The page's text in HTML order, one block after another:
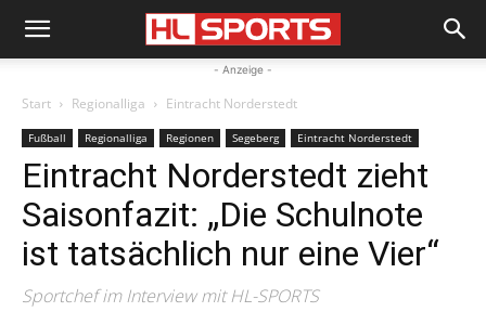
- Anzeige -
Start Regionalliga Eintracht Norderstedt
Fußball Regionalliga Regionen Segeberg Eintracht Norderstedt
Eintracht Norderstedt zieht
Saisonfazit: „Die Schulnote
ist tatsächlich nur eine Vier“
Sportchef im Interview mit HL-SPORTS